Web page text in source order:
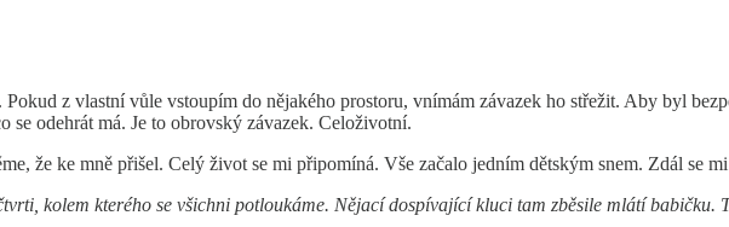
z vlastní vůle vstoupím do nějakého prostoru, vnímám závazek ho střežit. Aby byl
se odehrát má. Je to obrovský závazek. Celoživotní.
že ke mně přišel. Celý život se mi připomíná. Vše začalo jedním dětským snem. Zdál se
kolem kterého se všichni potloukáme. Nějací dospívající kluci tam zběsile mlátí babičku.